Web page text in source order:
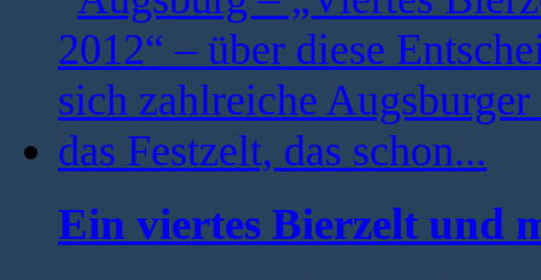
Ein viertes Bierzelt und